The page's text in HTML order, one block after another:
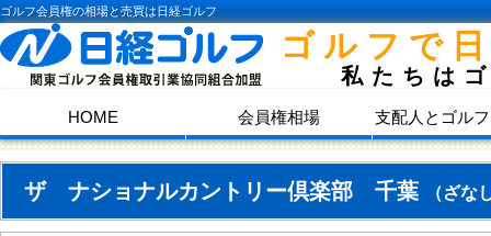
ゴルフ会員権の相場と売買は日経ゴルフ
ゴルフで
私たちは
HOME 会員権相場 支配人とゴル
ザ ナショナルカントリー倶楽部 千葉 （ざ